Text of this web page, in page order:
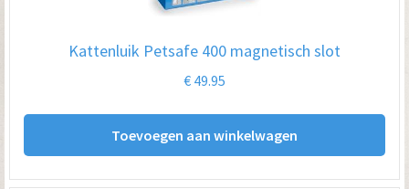
Kattenluik Petsafe 400 magnetisch slot
€ 49.95
Toevoegen aan winkelwagen